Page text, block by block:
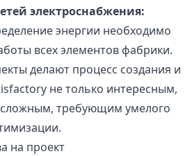
электроснабжения:
энергии необходимо
всех элементов фабрики.
делают процесс создания и
не только интересным,
сложным, требующим умелого
на проект